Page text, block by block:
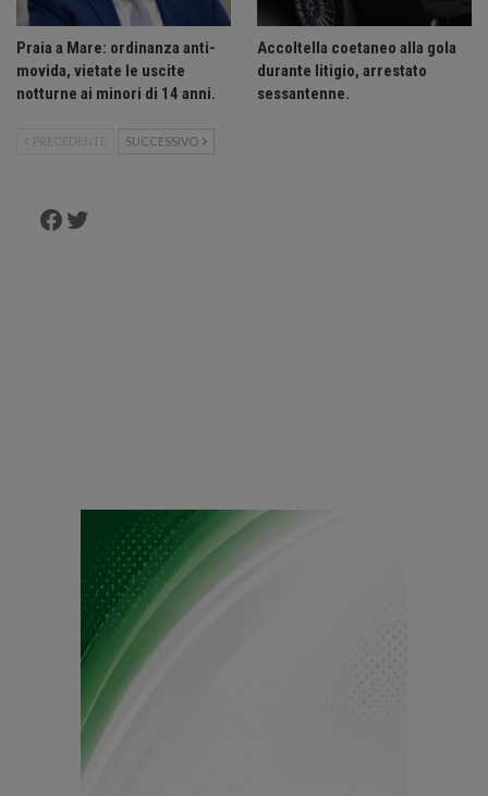
Praia a Mare: ordinanza anti-
movida, vietate le uscite
notturne ai minori di 14 anni.
Accoltella coetaneo alla gola
durante litigio, arrestato
sessantenne.
PRECEDENTE SUCCESSIVO
Facebook
Twitter